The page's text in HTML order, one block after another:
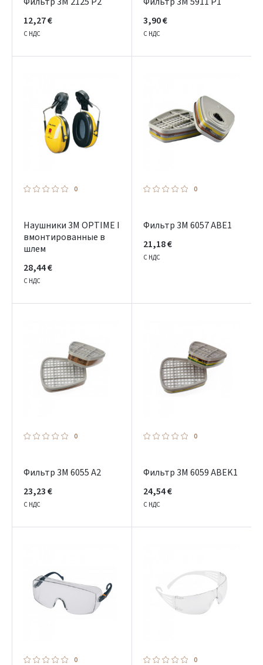
12,27 €
С НДС
3,90 €
С НДС
0
Наушники 3M OPTIME I
вмонтированные в
шлем
28,44 €
С НДС
0
Фильтр 3M 6057 ABE1
21,18 €
С НДС
0
Фильтр 3M 6055 A2
23,23 €
С НДС
0
Фильтр 3M 6059 ABEK1
24,54 €
С НДС
0 0